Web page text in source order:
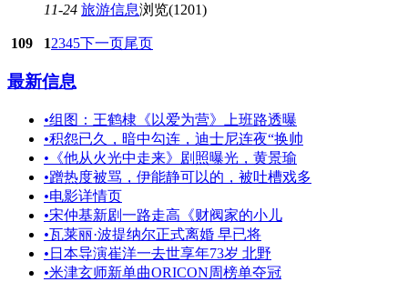
11-24 旅游信息浏览(1201)
109 12345下一页尾页
最新信息
•组图：王鹤棣《以爱为营》上班路透曝
•积怨已久，暗中勾连，迪士尼连夜“换帅
• 《他从火光中走来》剧照曝光，黄景瑜
•蹭热度被骂，伊能静可以的，被吐槽戏多
•电影详情页
•宋仲基新剧一路走高《财阀家的小儿
•瓦莱丽·波提纳尔正式离婚 早已将
• 日本导演崔洋一去世享年73岁 北野
•米津玄师新单曲ORICON周榜单夺冠